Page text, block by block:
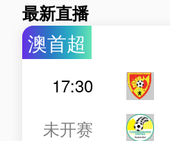
最新直播
澳首超
17:30
未开赛